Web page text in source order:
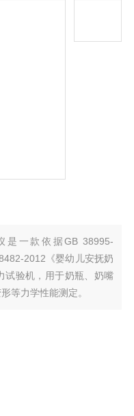
是一款依据GB 38995-
2012《婴幼儿安抚奶
试验机，用于奶瓶、奶嘴
等力学性能测定。